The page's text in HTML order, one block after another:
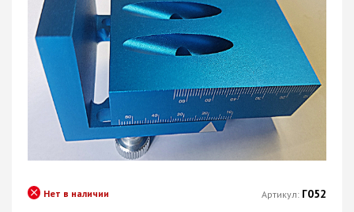
Нет в наличии Артикул: Г052